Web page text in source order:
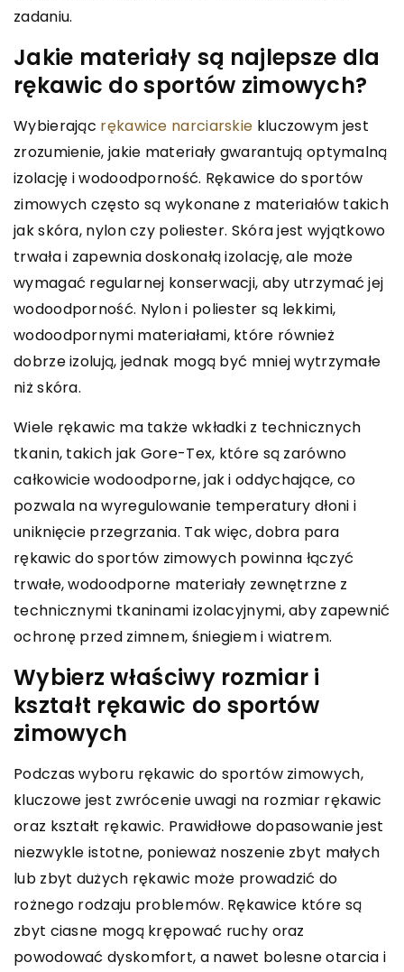
zadaniu.
Jakie materiały są najlepsze dla
rękawic do sportów zimowych?
Wybierając rękawice narciarskie kluczowym jest
zrozumienie, jakie materiały gwarantują optymalną
izolację i wodoodporność. Rękawice do sportów
zimowych często są wykonane z materiałów takich
jak skóra, nylon czy poliester. Skóra jest wyjątkowo
trwała i zapewnia doskonałą izolację, ale może
wymagać regularnej konserwacji, aby utrzymać jej
wodoodporność. Nylon i poliester są lekkimi,
wodoodpornymi materiałami, które również
dobrze izolują, jednak mogą być mniej wytrzymałe
niż skóra.
Wiele rękawic ma także wkładki z technicznych
tkanin, takich jak Gore-Tex, które są zarówno
całkowicie wodoodporne, jak i oddychające, co
pozwala na wyregulowanie temperatury dłoni i
uniknięcie przegrzania. Tak więc, dobra para
rękawic do sportów zimowych powinna łączyć
trwałe, wodoodporne materiały zewnętrzne z
technicznymi tkaninami izolacyjnymi, aby zapewnić
ochronę przed zimnem, śniegiem i wiatrem.
Wybierz właściwy rozmiar i
kształt rękawic do sportów
zimowych
Podczas wyboru rękawic do sportów zimowych,
kluczowe jest zwrócenie uwagi na rozmiar rękawic
oraz kształt rękawic. Prawidłowe dopasowanie jest
niezwykle istotne, ponieważ noszenie zbyt małych
lub zbyt dużych rękawic może prowadzić do
rożnego rodzaju problemów. Rękawice które są
zbyt ciasne mogą krępować ruchy oraz
powodować dyskomfort, a nawet bolesne otarcia i